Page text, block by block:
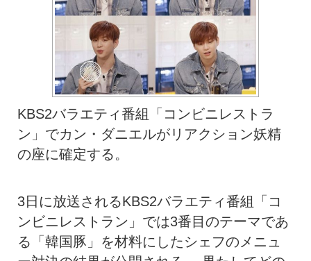
KBS2バラエティ番組「コンビニレストラ
ン」でカン・ダニエルがリアクション妖精
の座に確定する。
3日に放送されるKBS2バラエティ番組「コ
ンビニレストラン」では3番目のテーマであ
る「韓国豚」を材料にしたシェフのメニュ